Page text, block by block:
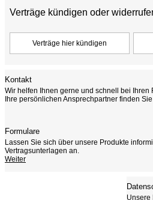
Verträge kündigen oder
Kontakt
Wir helfen Ihnen gerne und schnell bei Ihren
Ihre persönlichen Ansprechpartner finden Sie
Formulare
Lassen Sie sich über unsere Produkte
Vertragsunterlagen an.
Weiter
Unsere